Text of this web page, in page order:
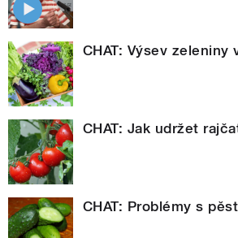
CHAT: Výsev zeleniny
CHAT: Jak udržet
CHAT: Problémy s